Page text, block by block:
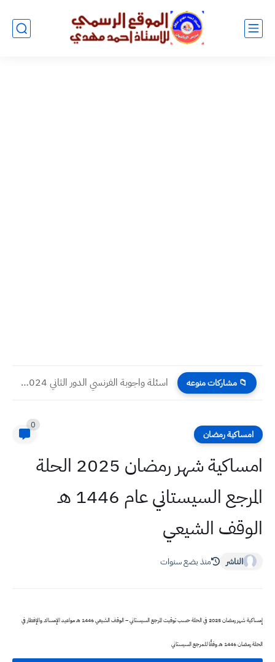
📁 مشاركات منوعه اسئلة واجوبة الفرنسي الدور الثاني 2024 صف السادس العلمي
امساكية رمضان
0
امساكية شهر رمضان 2025 الحلة
المرجع السيستاني عام 1446 هـ
الوقف الشيعي
الناشر منذ بضع سنوات
إمساكية شهر رمضان 2025 في الحلة حسب توقيت المرجع السيستاني – الوقف الشيعي 1446 هـ مواعيد الإمساك والإفطار في
الحلة رمضان 1446 هـ وفقًا للمرجع السيستاني